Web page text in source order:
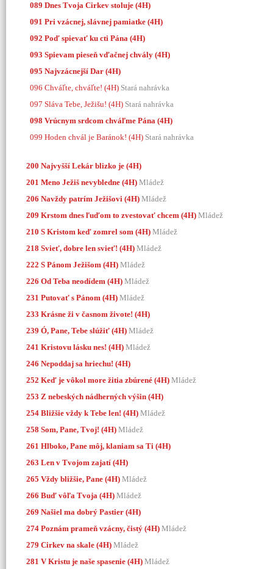
089 Dnes Tvoja Cirkev stoluje (4H)
091 Pri vzácnej, slávnej pamiatke (4H)
092 Poď spievať ku cti Pána (4H)
093 Spievam pieseň vďačnej chvály (4H)
095 Najvzácnejší Dar (4H)
096 Chváľte, chváľte! (4H) Stará nahrávka
097 Sláva Tebe, Ježišu! (4H) Stará nahrávka
098 Vrúcnym srdcom chváľme Pána (4H)
099 Hoden chvál je Baránok! (4H) Stará nahrávka
200 Najvyšší Lekár blizko je (4H)
201 Meno Ježiš nevybledne (4H) Mládež
206 Navždy patrím Ježišovi (4H) Mládež
209 Krstom dnes ľuďom to zvestovať chcem (4H) Mládež
210 S Kristom keď zomrel som (4H) Mládež
218 Svieť, dobre len svieť! (4H) Mládež
222 S Pánom Ježišom (4H) Mládež
226 Od Teba neodídem (4H) Mládež
231 Putovať s Pánom (4H) Mládež
233 Krásne ži v časnom živote! (4H)
239 Ó, Pane, Tebe slúžiť (4H) Mládež
241 Kristovu lásku nes! (4H) Mládež
246 Nepoddaj sa hriechu! (4H)
252 Keď je vôkol more žitia zbúrené (4H) Mládež
253 Z nebeských nádherných výšin (4H)
254 Bližšie vždy k Tebe len! (4H) Mládež
258 Som, Pane, Tvoj! (4H) Mládež
261 Hlboko, Pane môj, klaniam sa Ti (4H)
263 Len v Tvojom zajatí (4H)
265 Vždy bližšie, Pane (4H) Mládež
266 Buď vôľa Tvoja (4H) Mládež
269 Našiel ma dobrý Pastier (4H)
274 Poznám prameň vzácny, čistý (4H) Mládež
279 Cirkev na skale (4H) Mládež
281 V Kristu je naše spasenie (4H) Mládež